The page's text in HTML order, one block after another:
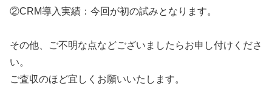
②CRM導入実績：今回が初の試みとなります。
その他、ご不明な点などございましたらお申し付けくださ
い。
ご査収のほど宜しくお願いいたします。